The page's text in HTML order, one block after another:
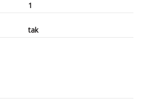
1
tak